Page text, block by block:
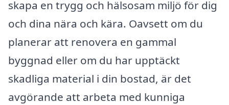
skapa en trygg och hälsosam miljö för dig
och dina nära och kära. Oavsett om du
planerar att renovera en gammal
byggnad eller om du har upptäckt
skadliga material i din bostad, är det
avgörande att arbeta med kunniga